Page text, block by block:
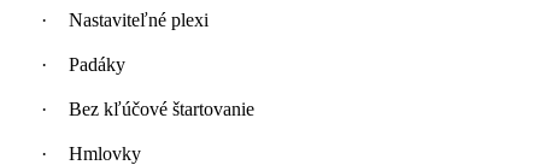
· Nastaviteľné plexi
· Padáky
· Bez kľúčové štartovanie
· Hmlovky